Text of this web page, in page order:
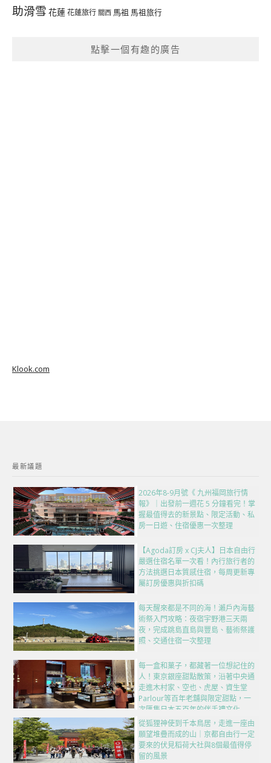
助滑雪 花蓮花蓮旅行 關西 馬祖 馬祖旅行
點擊一個有趣的廣告
Klook.com
最新議題
2026年8-9月號《 九州福岡旅行情
報》｜出發前一週花 5 分鐘看完！掌
握最值得去的新景點、限定活動、私
房一日遊、住宿優惠一次整理
【Agoda訂房 x CJ夫人】日本自由行
嚴選住宿名單一次看！內行旅行者的
方法挑選日本質感住宿，每周更新專
屬訂房優惠與折扣碼
每天醒來都是不同的海！瀨戶內海藝
術祭入門攻略：夜宿宇野港三天兩
夜，完成跳島直島與豐島、藝術祭護
照、交通住宿一次整理
每一盒和菓子，都藏著一位想記住的
人！東京銀座甜點散策，沿著中央通
走進木村家、空也、虎屋、資生堂
Parlour等百年老舖與限定甜點，一
次匯集日本五百年的伴手禮文化
從狐狸神使到千本鳥居，走進一座由
願望堆疊而成的山｜京都自由行一定
要來的伏見稻荷大社與8個最值得停
留的風景